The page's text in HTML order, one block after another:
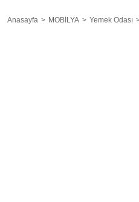
Anasayfa MOBİLYA Yemek Odası